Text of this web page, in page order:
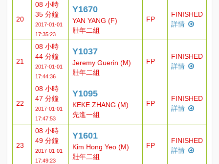
20
08 小時
35 分鐘
2017-01-01
17:35:23
Y1670
YAN YANG (F)
壯年二組
FP
FINISHED
詳情
21
08 小時
44 分鐘
2017-01-01
17:44:36
Y1037
Jeremy Guerin (M)
壯年二組
FP
FINISHED
詳情
22
08 小時
47 分鐘
2017-01-01
17:47:53
Y1095
KEKE ZHANG (M)
先進一組
FP
FINISHED
詳情
23
08 小時
49 分鐘
2017-01-01
17:49:23
Y1601
Kim Hong Yeo (M)
壯年二組
FP
FINISHED
詳情